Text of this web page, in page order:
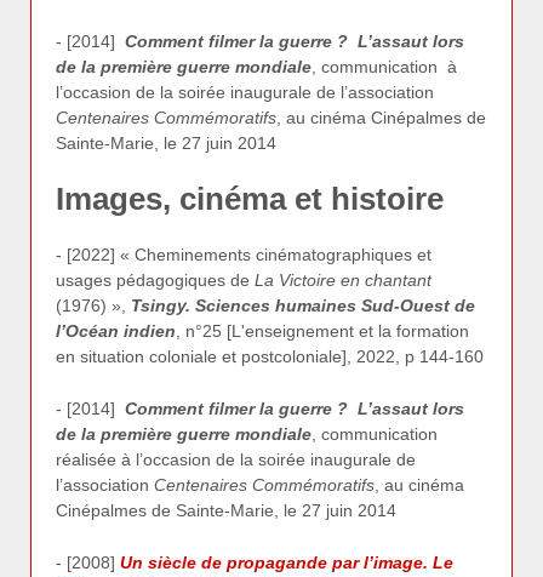
- [2014] Comment filmer la guerre ? L’assaut lors
de la première guerre mondiale , communication à
l’occasion de la soirée inaugurale de l’association
Centenaires Commémoratifs , au cinéma Cinépalmes de
Sainte-Marie, le 27 juin 2014
Images, cinéma et histoire
- [2022] « Cheminements cinématographiques et
usages pédagogiques de La Victoire en chantant
(1976) », Tsingy. Sciences humaines Sud-Ouest de
l’Océan indien , n°25 [L'enseignement et la formation
en situation coloniale et postcoloniale], 2022, p 144-160
- [2014] Comment filmer la guerre ? L’assaut lors
de la première guerre mondiale , communication
réalisée à l’occasion de la soirée inaugurale de
l’association Centenaires Commémoratifs , au cinéma
Cinépalmes de Sainte-Marie, le 27 juin 2014
- [2008] Un siècle de propagande par l’image. Le